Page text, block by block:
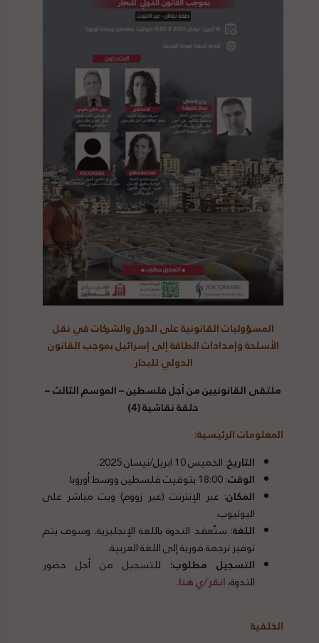
المسؤوليات القانونية على الدول والشركات في نقل
الأسلحة وإمدادات الطاقة إلى إسرائيل بموجب القانون
الدولي للبحار
ملتقى القانونيين من أجل فلسطين – الموسم الثالث –
حلقة نقاشية (4)
المعلومات الرئيسية:
التاريخ: الخميس 10 ابريل/نيسان 2025.
الوقت: 18:00 بتوقيت فلسطين ووسط أوروبا
المكان: عبر الإنترنت (عبر زووم) وبث مباشر على
اليوتيوب.
اللغة: ستُعقد الندوة باللغة الإنجليزية. وسوف يتم
توفير ترجمة فورية إلى اللغة العربية.
التسجيل مطلوب: للتسجيل من أجل حضور
الندوة،انقر/ي هنا.
الخلفية